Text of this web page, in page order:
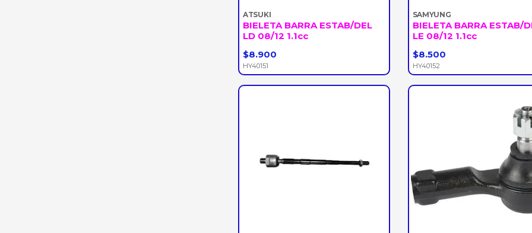
ATSUKI
BIELETA BARRA ESTAB/DEL
LD 08/12 1.1cc
-
$8.900
HY40151
SAMYUNG
BIELETA BARRA ESTAB/
LE 08/12 1.1cc
-
$8.500
HY40152